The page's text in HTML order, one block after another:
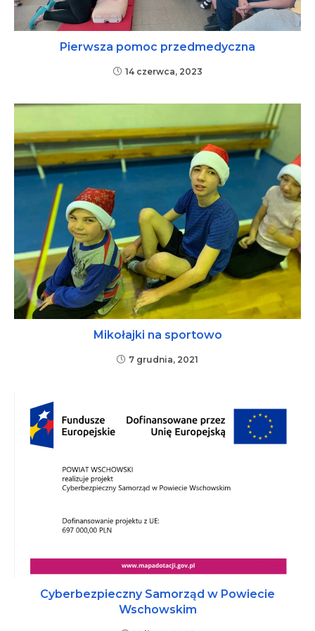
Pierwsza pomoc przedmedyczna
14 czerwca, 2023
Mikołajki na sportowo
7 grudnia, 2021
Cyberbezpieczny Samorząd w Powiecie
Wschowskim